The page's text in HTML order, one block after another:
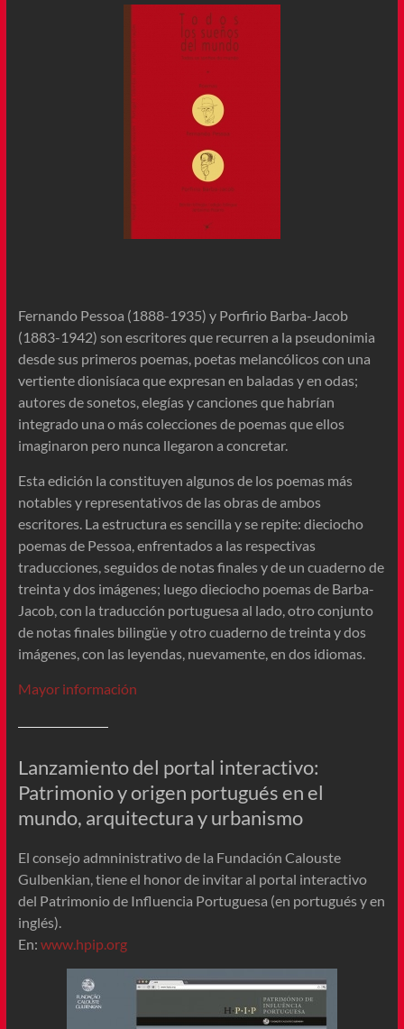
Fernando Pessoa (1888-1935) y Porfirio Barba-Jacob
(1883-1942) son escritores que recurren a la pseudonimia
desde sus primeros poemas, poetas melancólicos con una
vertiente dionisíaca que expresan en baladas y en odas;
autores de sonetos, elegías y canciones que habrían
integrado una o más colecciones de poemas que ellos
imaginaron pero nunca llegaron a concretar.
Esta edición la constituyen algunos de los poemas más
notables y representativos de las obras de ambos
escritores. La estructura es sencilla y se repite: dieciocho
poemas de Pessoa, enfrentados a las respectivas
traducciones, seguidos de notas finales y de un cuaderno de
treinta y dos imágenes; luego dieciocho poemas de Barba-
Jacob, con la traducción portuguesa al lado, otro conjunto
de notas finales bilingüe y otro cuaderno de treinta y dos
imágenes, con las leyendas, nuevamente, en dos idiomas.
Mayor información
Lanzamiento del portal interactivo:
Patrimonio y origen portugués en el
mundo, arquitectura y urbanismo
El consejo admninistrativo de la Fundación Calouste
Gulbenkian, tiene el honor de invitar al portal interactivo
del Patrimonio de Influencia Portuguesa (en portugués y en
inglés).
En: www.hpip.org